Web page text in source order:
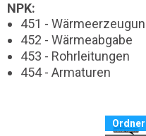
NPK:
451 -
452 - Wärmeabgabe
453 - Rohrleitungen
454 - Armaturen
Ordner